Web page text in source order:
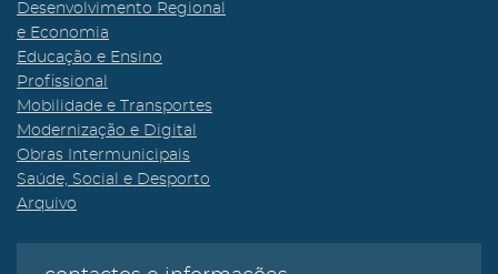
Desenvolvimento Regional
e Economia
Educação e Ensino
Profissional
Mobilidade e Transportes
Modernização e Digital
Obras Intermunicipais
Saúde, Social e Desporto
Arquivo